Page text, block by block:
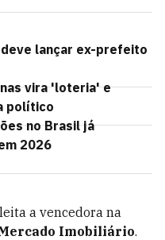
lançar ex-prefeito
vira 'loteria' e
político
no Brasil já
2026
a vencedora na
Imobiliário.